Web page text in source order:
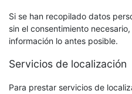
Si se han recopilado datos
sin el consentimiento
información lo antes posible.
Servicios de localización
Para prestar servicios de